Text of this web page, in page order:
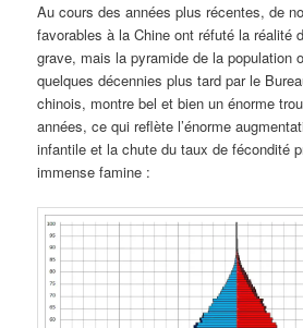
Au cours des années plus récentes, de
favorables à la Chine ont réfuté la réalité
grave, mais la pyramide de la population
quelques décennies plus tard par le
chinois, montre bel et bien un énorme
années, ce qui reflète l’énorme
infantile et la chute du taux de fécondité
immense famine :